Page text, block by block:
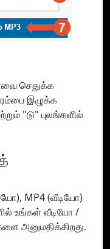
செதுக்க
இழுக்க
"டு" புலங்களில்
MP4 (வீடியோ)
உங்கள் வீடியோ /
அனுமதிக்கிறது.